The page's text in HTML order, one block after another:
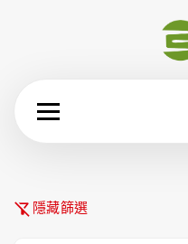
filter_alt_off 隱藏篩選